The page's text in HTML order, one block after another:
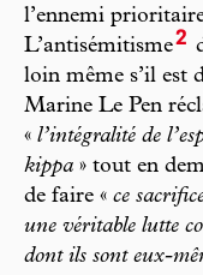
l’ennemi
L’antisémitisme2
loin même s’il est
Marine Le Pen
« l’intégralité de
kippa » tout en
de faire « ce
une véritable lutte
dont ils sont eux-